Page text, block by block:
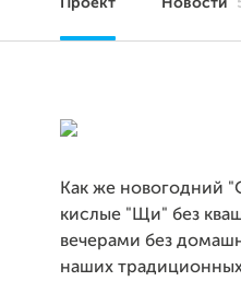
Проект Новости
Как же новогодний
кислые "Щи" без
вечерами без
наших